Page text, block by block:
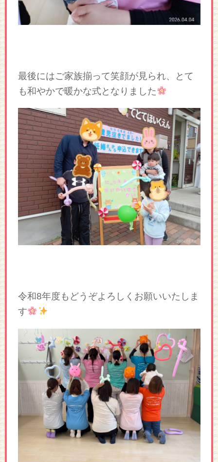
最後にはご家族揃って笑顔が見られ、とて
も和やかで暖かな式となりました
令和8年度もどうぞよろしくお願いいたしま
す